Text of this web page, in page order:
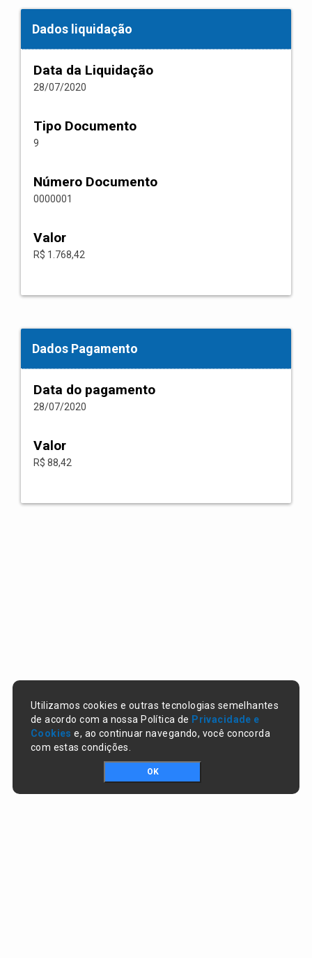
Dados liquidação
Data da Liquidação
28/07/2020
Tipo Documento
9
Número Documento
0000001
Valor
R$ 1.768,42
Dados Pagamento
Data do pagamento
28/07/2020
Valor
R$ 88,42
Utilizamos cookies e outras tecnologias semelhantes
de acordo com a nossa Política de Privacidade e
Cookies e, ao continuar navegando, você concorda
com estas condições.
OK